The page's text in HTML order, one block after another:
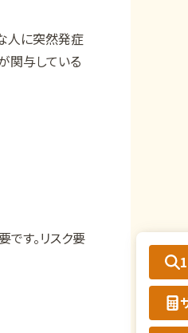
人に突然発症
関与している
す。リスク要